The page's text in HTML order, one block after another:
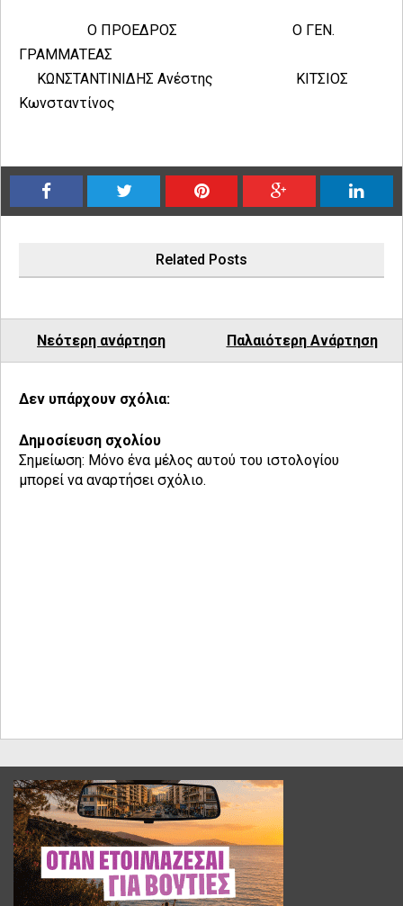
Ο ΠΡΟΕΔΡΟΣ Ο ΓΕΝ.
ΓΡΑΜΜΑΤΕΑΣ
ΚΩΝΣΤΑΝΤΙΝΙΔΗΣ Ανέστης ΚΙΤΣΙΟΣ
Κωνσταντίνος
Related Posts
Νεότερη ανάρτηση Παλαιότερη Ανάρτηση
Δεν υπάρχουν σχόλια:
Δημοσίευση σχολίου
Σημείωση: Μόνο ένα μέλος αυτού του ιστολογίου
μπορεί να αναρτήσει σχόλιο.